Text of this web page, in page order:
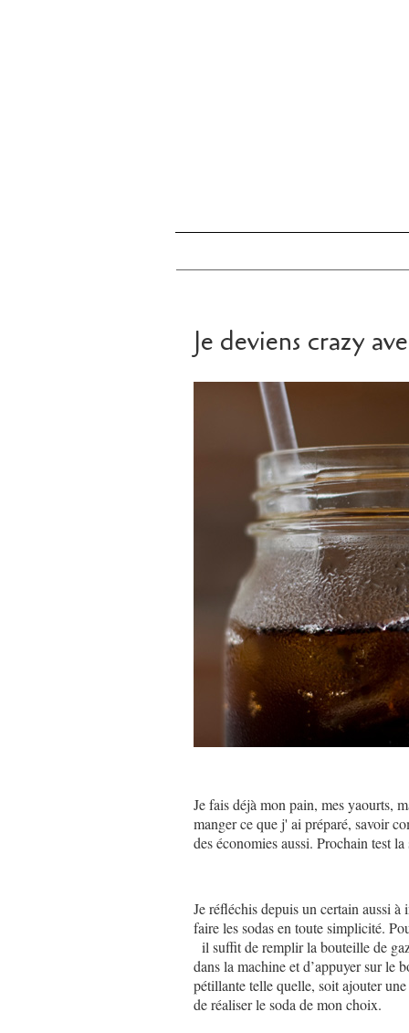
Je deviens crazy
Je fais déjà mon pain, mes yaourts,
manger ce que j' ai préparé, savoir
des économies aussi. Prochain test
Je réfléchis depuis un certain aussi
faire les sodas en toute simplicité.
il suffit de remplir la bouteille de
dans la machine et d’appuyer sur le
pétillante telle quelle, soit ajouter
de réaliser le soda de mon choix.